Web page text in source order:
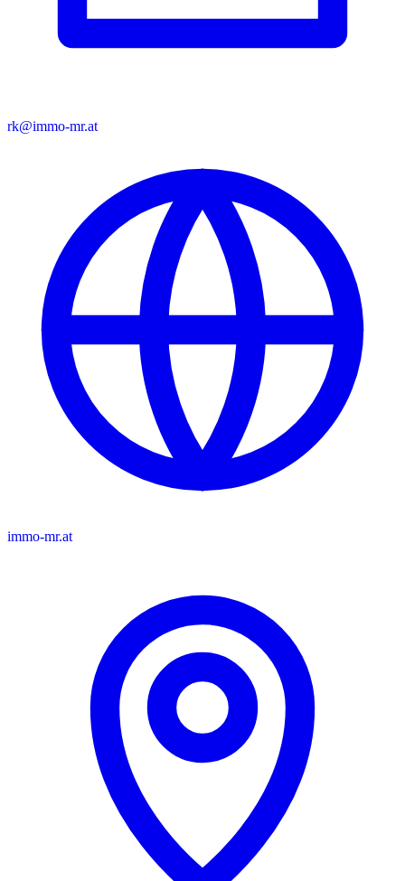
rk@immo-mr.at
immo-mr.at